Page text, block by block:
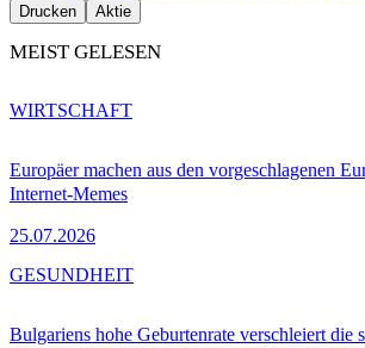
Drucken Aktie
MEIST GELESEN
Europäer machen aus den vorgeschlagenen
Internet-Memes
25.07.2026
WIRTSCHAFT
Bulgariens hohe Geburtenrate verschleiert die
GESUNDHEIT